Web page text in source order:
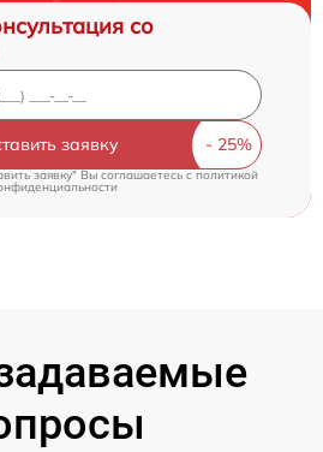
со
заявку
заявку" Вы соглашаетесь c политикой